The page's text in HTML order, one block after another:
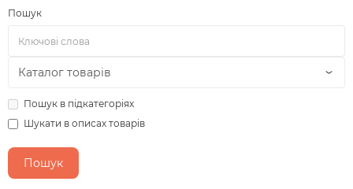
Пошук
Пошук в підкатегоріях
Шукати в описах товарів